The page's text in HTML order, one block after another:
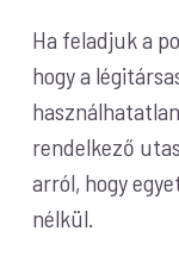
Ha feladjuk a
hogy a
rendelkező
arról, hogy
nélkül.